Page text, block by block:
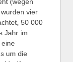
vier
50 000
Jahr im
um die